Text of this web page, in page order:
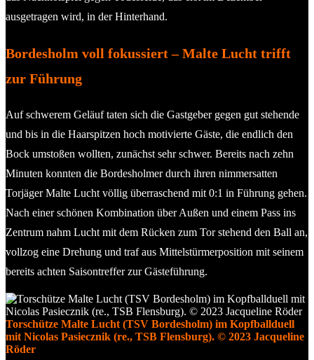
ausgetragen wird, in der Hinterhand.
Bordesholm voll fokussiert – Malte Lucht trifft
zur Führung
Auf schwerem Geläuf taten sich die Gastgeber gegen gut stehende
und bis in die Haarspitzen hoch motivierte Gäste, die endlich den
Bock umstoßen wollten, zunächst sehr schwer. Bereits nach zehn
Minuten konnten die Bordesholmer durch ihren nimmersatten
Torjäger Malte Lucht völlig überraschend mit 0:1 in Führung gehen.
Nach einer schönen Kombination über Außen und einem Pass ins
Zentrum nahm Lucht mit dem Rücken zum Tor stehend den Ball an,
vollzog eine Drehung und traf aus Mittelstürmerposition mit seinem
bereits achten Saisontreffer zur Gästeführung.
Torschütze Malte Lucht (TSV Bordesholm) im Kopfballduell
mit Nicolas Pasiecznik (re., TSB Flensburg). © 2023 Jacqueline
Röder